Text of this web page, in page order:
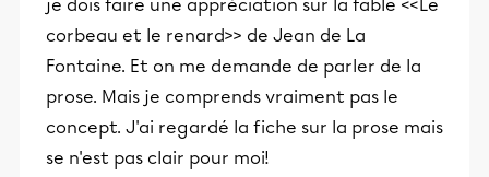
je dois faire une appréciation sur la fable <<Le
corbeau et le renard>> de Jean de La
Fontaine. Et on me demande de parler de la
prose. Mais je comprends vraiment pas le
concept. J'ai regardé la fiche sur la prose mais
se n'est pas clair pour moi!